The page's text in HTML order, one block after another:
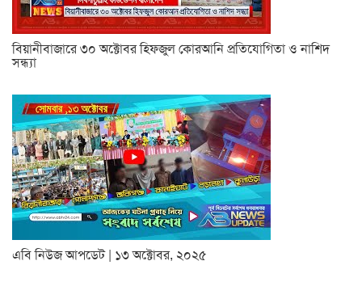
বিয়ানীবাজারে ৩০ অক্টোবর হিফজুল কোরআনি প্রতিযোগিতা ও নাশিদ
সন্ধ্যা
এবি নিউজ আপডেট | ১৩ অক্টোবর, ২০২৫